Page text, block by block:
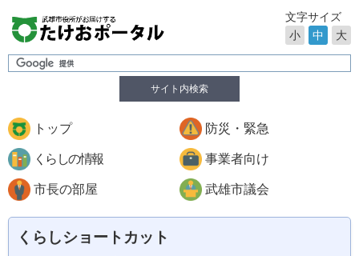
サイト内検索
文字サイズ
小
中 大
トップ 防災・緊急
くらしの情報 事業者向け
市長の部屋 武雄市議会
くらしショートカット